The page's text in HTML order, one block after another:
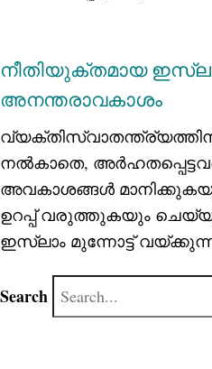
നീതിയുക്തമായ
അനന്തരാവകാശം
നല്‍കാതെ,
അവകാശങ്ങള്‍
ഉറപ്പ് വരുത്തുകയും
ഇസ്‌ലാം മുന്നോട്ട്
Search